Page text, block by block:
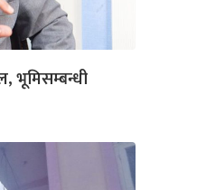
भूमिसम्बन्धी